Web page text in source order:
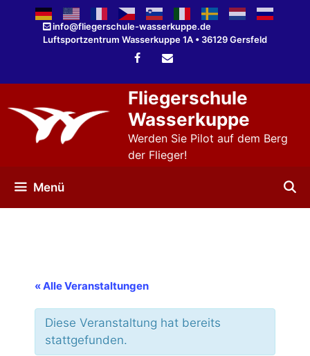
springen
info@fliegerschule-wasserkuppe.de
Luftsportzentrum Wasserkuppe 1A • 36129 Gersfeld
Fliegerschule
Wasserkuppe
Werden Sie Pilot auf dem Berg
der Flieger!
Menü
« Alle Veranstaltungen
Diese Veranstaltung hat bereits
stattgefunden.